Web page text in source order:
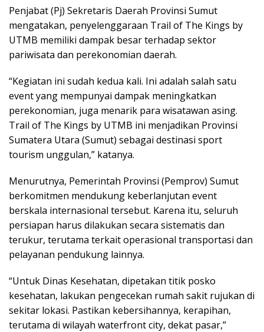
Penjabat (Pj) Sekretaris Daerah Provinsi Sumut
mengatakan, penyelenggaraan Trail of The Kings by
UTMB memiliki dampak besar terhadap sektor
pariwisata dan perekonomian daerah.
“Kegiatan ini sudah kedua kali. Ini adalah salah satu
event yang mempunyai dampak meningkatkan
perekonomian, juga menarik para wisatawan asing.
Trail of The Kings by UTMB ini menjadikan Provinsi
Sumatera Utara (Sumut) sebagai destinasi sport
tourism unggulan,” katanya.
Menurutnya, Pemerintah Provinsi (Pemprov) Sumut
berkomitmen mendukung keberlanjutan event
berskala internasional tersebut. Karena itu, seluruh
persiapan harus dilakukan secara sistematis dan
terukur, terutama terkait operasional transportasi dan
pelayanan pendukung lainnya.
“Untuk Dinas Kesehatan, dipetakan titik posko
kesehatan, lakukan pengecekan rumah sakit rujukan di
sekitar lokasi. Pastikan kebersihannya, kerapihan,
terutama di wilayah waterfront city, dekat pasar,”